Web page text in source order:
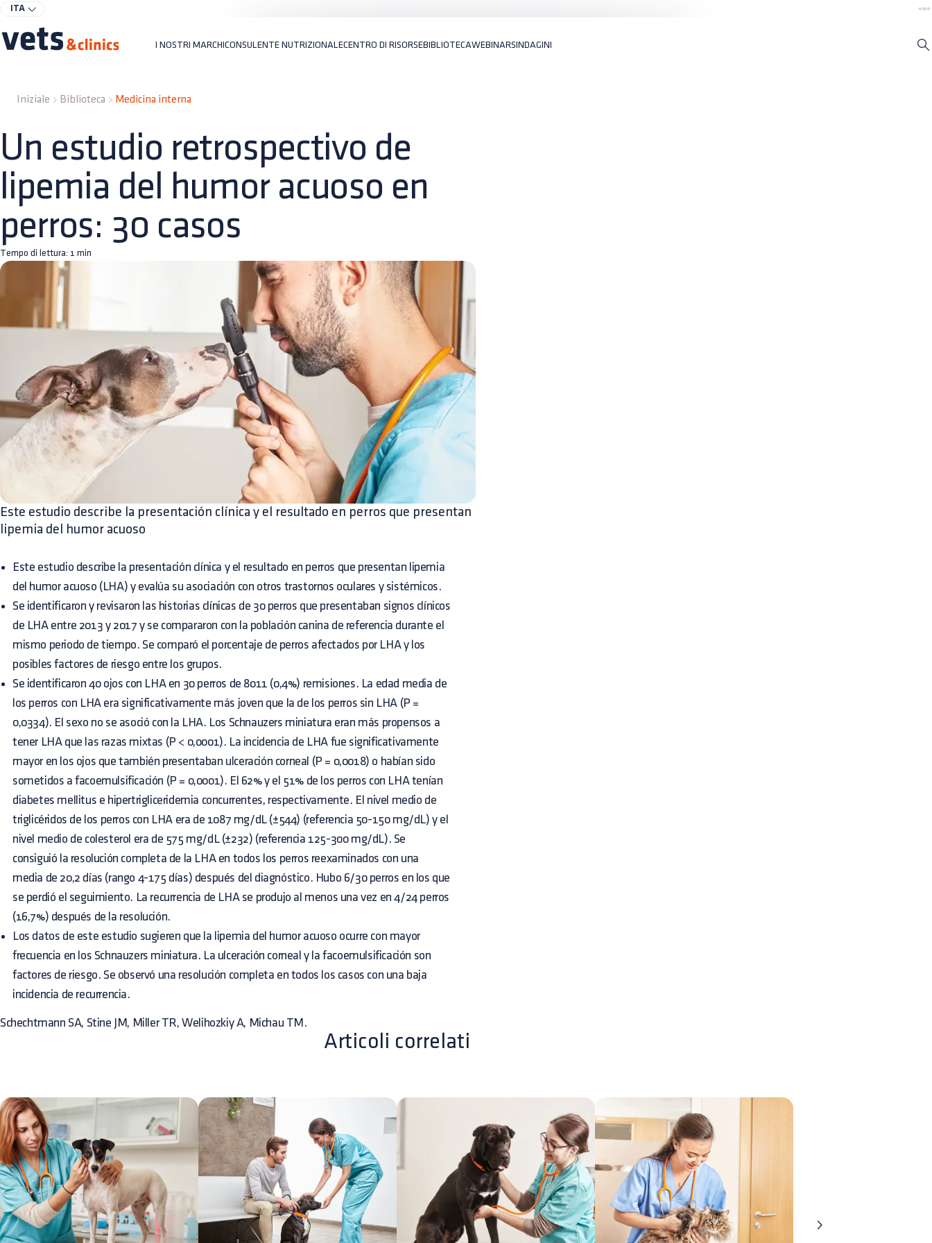
ITA
I NOSTRI MARCHICONSULENTE NUTRIZIONALECENTRO DI RISORSEBIBLIOTECAWEBINARSINDAGINI
Iniziale Biblioteca Medicina interna
Un estudio retrospectivo de
lipemia del humor acuoso en
perros: 30 casos
Tempo di lettura: 1 min
Este estudio describe la presentación clínica y el resultado en perros que presentan
lipemia del humor acuoso
Este estudio describe la presentación clínica y el resultado en perros que presentan lipemia
del humor acuoso (LHA) y evalúa su asociación con otros trastornos oculares y sistémicos.
Se identificaron y revisaron las historias clínicas de 30 perros que presentaban signos clínicos
de LHA entre 2013 y 2017 y se compararon con la población canina de referencia durante el
mismo periodo de tiempo. Se comparó el porcentaje de perros afectados por LHA y los
posibles factores de riesgo entre los grupos.
Se identificaron 40 ojos con LHA en 30 perros de 8011 (0,4%) remisiones. La edad media de
los perros con LHA era significativamente más joven que la de los perros sin LHA (P =
0,0334). El sexo no se asoció con la LHA. Los Schnauzers miniatura eran más propensos a
tener LHA que las razas mixtas (P < 0,0001). La incidencia de LHA fue significativamente
mayor en los ojos que también presentaban ulceración corneal (P = 0,0018) o habían sido
sometidos a facoemulsificación (P = 0,0001). El 62% y el 51% de los perros con LHA tenían
diabetes mellitus e hipertrigliceridemia concurrentes, respectivamente. El nivel medio de
triglicéridos de los perros con LHA era de 1087 mg/dL (±544) (referencia 50-150 mg/dL) y el
nivel medio de colesterol era de 575 mg/dL (±232) (referencia 125-300 mg/dL). Se
consiguió la resolución completa de la LHA en todos los perros reexaminados con una
media de 20,2 días (rango 4-175 días) después del diagnóstico. Hubo 6/30 perros en los que
se perdió el seguimiento. La recurrencia de LHA se produjo al menos una vez en 4/24 perros
(16,7%) después de la resolución.
Los datos de este estudio sugieren que la lipemia del humor acuoso ocurre con mayor
frecuencia en los Schnauzers miniatura. La ulceración corneal y la facoemulsificación son
factores de riesgo. Se observó una resolución completa en todos los casos con una baja
incidencia de recurrencia.
Schechtmann SA, Stine JM, Miller TR, Welihozkiy A, Michau TM.
Articoli correlati